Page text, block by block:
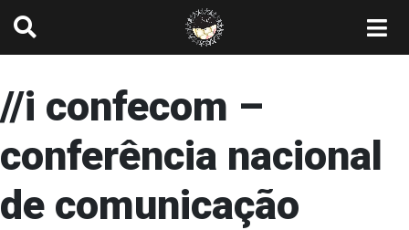
//i confecom –
conferência nacional
de comunicação